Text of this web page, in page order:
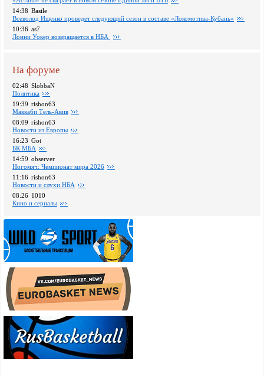
14:38 Basile
Всеволод Ищенко проведет следующий сезон в составе «Локомотива-Кубань»
10:36 as7
Лонни Уокер возвращается в НБА
На форуме
02:48 SlobbaN
Политика
19:39 rishon63
Маккаби Тель-Авив
08:09 rishon63
Новости из Европы
16:23 Got
БК МБА
14:59 observer
Ногомяч: Чемпионат мира 2026
11:16 rishon63
Новости и слухи НБА
08:26 1010
Кино и сериалы